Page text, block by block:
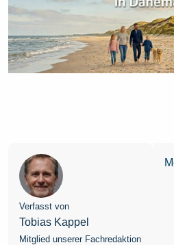
Verfasst von
Tobias Kappel
Mitglied unserer Fachredaktion